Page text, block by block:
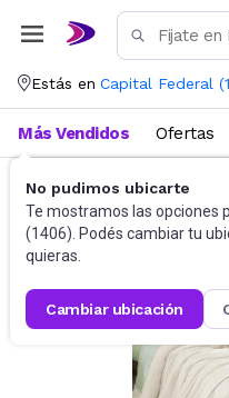
Estás en Capital Federal (
No pudimos ubicarte
Te mostramos las opciones
(1406). Podés cambiar tu
quieras.
cambiar ubicación
Más Vendidos Ofertas
Ropa de cama